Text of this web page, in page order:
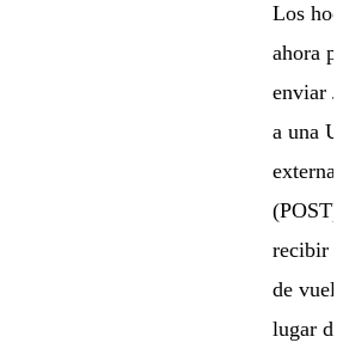
Los
ahora
enviar
a una
externa
recibir
de
lugar de